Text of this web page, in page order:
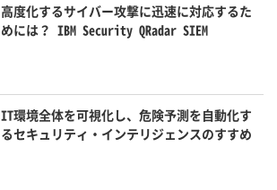
高度化するサイバー攻撃に迅速に対応するた
めには？ IBM Security QRadar SIEM
IT環境全体を可視化し、危険予測を自動化す
るセキュリティ・インテリジェンスのすすめ